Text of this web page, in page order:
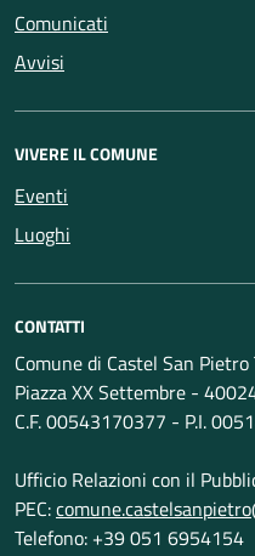
Comunicati
Avvisi
VIVERE IL COMUNE
Eventi
Luoghi
CONTATTI
Comune di Castel San Pietro
Piazza XX Settembre -
C.F. 00543170377 - P.I.
Ufficio Relazioni con il
PEC:
Telefono: +39 051 6954154